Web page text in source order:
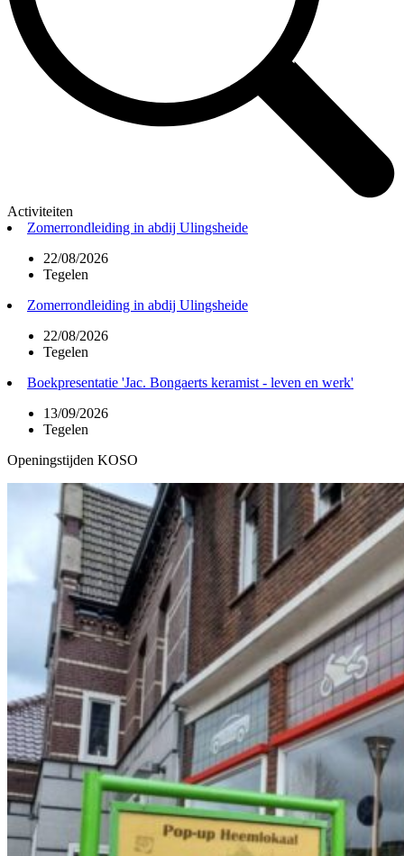
Activiteiten
Zomerrondleiding in abdij Ulingsheide
22/08/2026
Tegelen
Zomerrondleiding in abdij Ulingsheide
22/08/2026
Tegelen
Boekpresentatie 'Jac. Bongaerts keramist - leven en werk'
13/09/2026
Tegelen
Openingstijden KOSO